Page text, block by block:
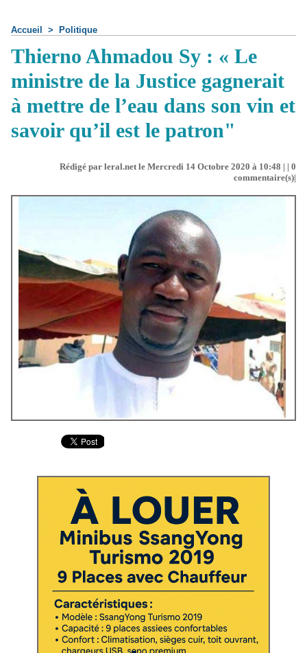
Accueil > Politique
Thierno Ahmadou Sy : « Le
ministre de la Justice gagnerait
à mettre de l’eau dans son vin et
savoir qu’il est le patron"
Rédigé par leral.net le Mercredi 14 Octobre 2020 à 10:48 | | 0
commentaire(s)|